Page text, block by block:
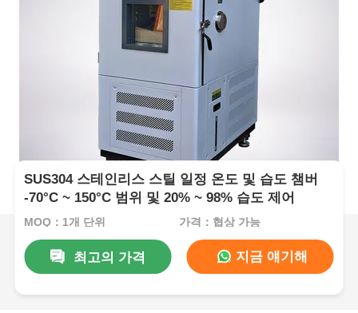
SUS304 스테인리스 스틸 일정 온도 및 습도 챔버
-70°C ~ 150°C 범위 및 20% ~ 98% 습도 제어
MOQ：1개 단위 가격：협상 가능
최고의 가격 지금 얘기해